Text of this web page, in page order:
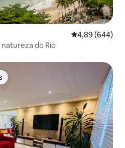
4,89 de uma
4,89 (644)
do Rio
dos hóspedes